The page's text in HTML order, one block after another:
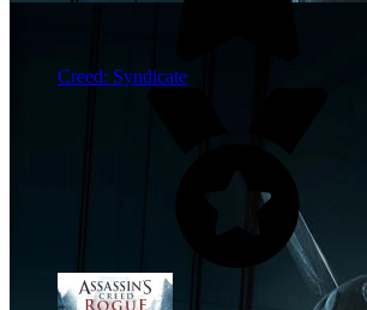
Creed: Syndicate